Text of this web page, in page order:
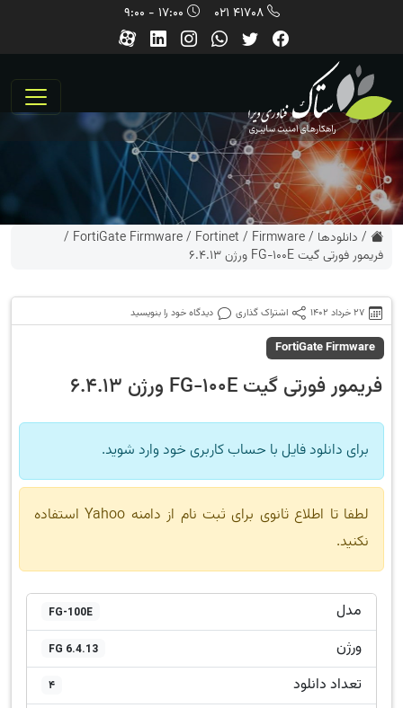
41708 021
/ دانلودها /
Firmware
/
Fortinet
/
FortiGate Firmware
/
فریمور فورتی گیت FG-100E ورژن 6.4.13
27 خرداد 1402 اشتراک گذاری دیدگاه خود را بنویسید
FortiGate Firmware
فریمور فورتی گیت FG-100E ورژن 6.4.13
برای دانلود فایل با حساب کاربری خود وارد شوید.
لطفا تا اطلاع ثانوی برای ثبت نام از دامنه Yahoo استفاده
نکنید.
مدل FG-100E
ورژن FG 6.4.13
تعداد دانلود 4